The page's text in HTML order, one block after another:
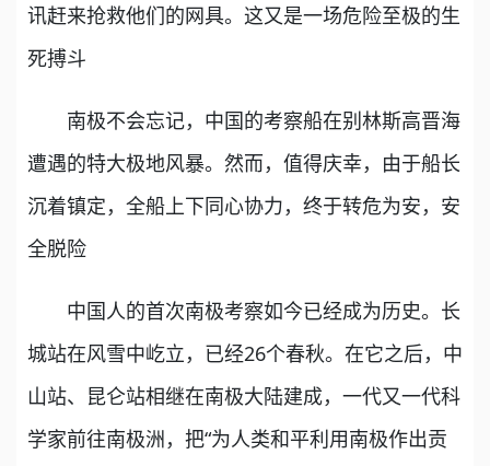
讯赶来抢救他们的网具。这又是一场危险至极的生
死搏斗
南极不会忘记，中国的考察船在别林斯高晋海
遭遇的特大极地风暴。然而，值得庆幸，由于船长
沉着镇定，全船上下同心协力，终于转危为安，安
全脱险
中国人的首次南极考察如今已经成为历史。长
城站在风雪中屹立，已经26个春秋。在它之后，中
山站、昆仑站相继在南极大陆建成，一代又一代科
学家前往南极洲，把“为人类和平利用南极作出贡